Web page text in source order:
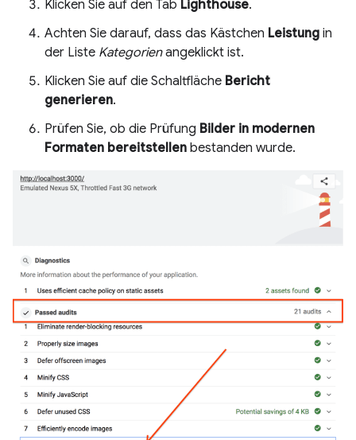
Klicken Sie auf den Tab Lighthouse.
Achten Sie darauf, dass das Kästchen Leistung in
der Liste Kategorienangeklickt ist.
Klicken Sie auf die Schaltfläche Bericht
generieren.
Prüfen Sie, ob die Prüfung Bilder in modernen
Formaten bereitstellen bestanden wurde.